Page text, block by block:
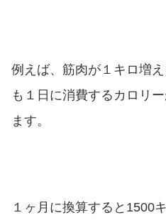
例えば、筋肉が１キロ増
も１日に消費するカロリ
ます。
１ヶ月に換算すると1500